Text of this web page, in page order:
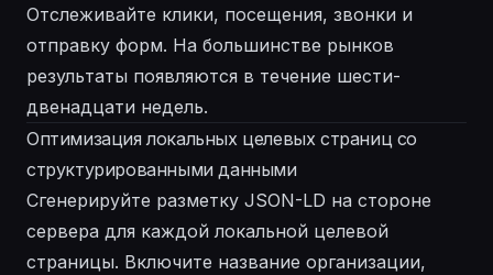
Отслеживайте клики, посещения, звонки и
отправку форм. На большинстве рынков
результаты появляются в течение шести-
двенадцати недель.
Оптимизация локальных целевых страниц со
структурированными данными
Сгенерируйте разметку JSON-LD на стороне
сервера для каждой локальной целевой
страницы. Включите название организации,